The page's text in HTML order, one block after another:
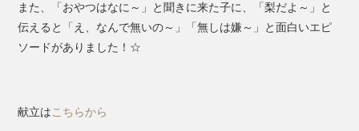
また、「おやつはなに～」と聞きに来た子に、「梨だよ～」と
伝えると「え、なんで無いの～」「無しは嫌～」と面白いエピ
ソードがありました！☆
献立はこちらから